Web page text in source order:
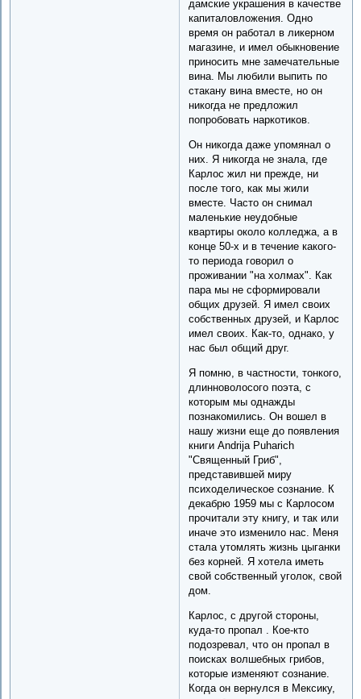
дамские украшения в качестве
капиталовложения. Одно
время он работал в ликерном
магазине, и имел обыкновение
приносить мне замечательные
вина. Мы любили выпить по
стакану вина вместе, но он
никогда не предложил
попробовать наркотиков.
Он никогда даже упомянал о
них. Я никогда не знала, где
Карлос жил ни прежде, ни
после того, как мы жили
вместе. Часто он снимал
маленькие неудобные
квартиры около колледжа, а в
конце 50-х и в течение какого-
то периода говорил о
проживании "на холмах". Как
пара мы не сформировали
общих друзей. Я имел своих
собственных друзей, и Карлос
имел своих. Как-то, однако, у
нас был общий друг.
Я помню, в частности, тонкого,
длинноволосого поэта, с
которым мы однажды
познакомились. Он вошел в
нашу жизни еще до появления
книги Andrija Puharich
"Священный Гриб",
представившей миру
психоделическое сознание. К
декабрю 1959 мы с Карлосом
прочитали эту книгу, и так или
иначе это изменило нас. Меня
стала утомлять жизнь цыганки
без корней. Я хотела иметь
свой собственный уголок, свой
дом.
Карлос, с другой стороны,
куда-то пропал . Кое-кто
подозревал, что он пропал в
поисках волшебных грибов,
которые изменяют сознание.
Когда он вернулся в Мексику,